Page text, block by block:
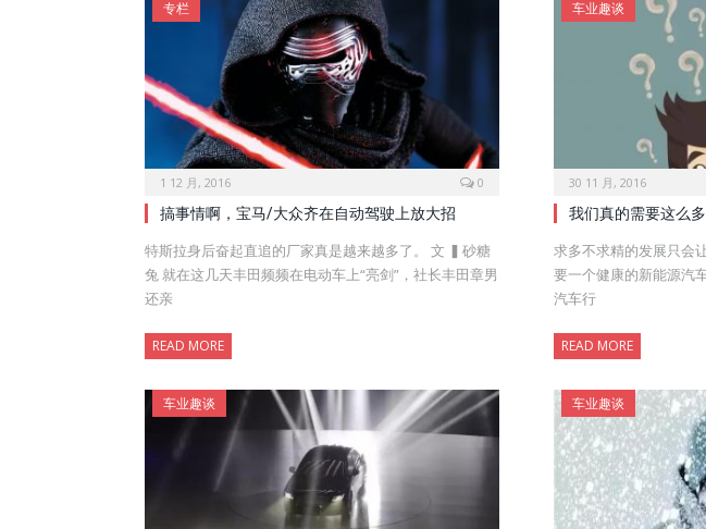
专栏
1 12 月, 2016 0
搞事情啊，宝马/大众齐在自动驾驶上放大招
特斯拉身后奋起直追的厂家真是越来越多了。 文 ▍砂糖
兔 就在这几天丰田频频在电动车上“亮剑”，社长丰田章男
还亲
READ MORE
车业趣谈
30 11 月, 2016
我们真的需要这么
求多不求精的发展只会
要一个健康的新能源汽
汽车行
READ MORE
车业趣谈 车业趣谈